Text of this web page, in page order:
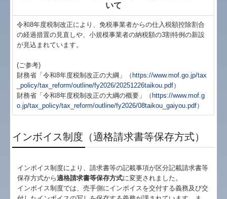
ＭＡＳ監査
よくある質問
採用情報
経営者オススメ情報
経営者お役立ち情報
今週の瓦版
いて
令和8年度税制改正により、免税事業者からの仕入税額控除割合
の経過措置の見直しや、小規模事業者の納税額の3割特例の新設
が見込まれています。
(ご参考)
財務省「令和8年度税制改正の大綱」（ https://www.mof.go.jp/tax
_policy/tax_reform/outline/fy2026/20251226taikou.pdf）
財務省「令和8年度税制改正の大綱の概要」（ https://www.mof.g
o.jp/tax_policy/tax_reform/outline/fy2026/08taikou_gaiyou.pdf）
インボイス制度（適格請求書等保存方式）
インボイス制度により、請求書等の記載事項が区分記載請求書等
保存方式から適格請求書等保存方式に変更されました。
インボイス制度では、売手側にインボイスを交付する義務及び交